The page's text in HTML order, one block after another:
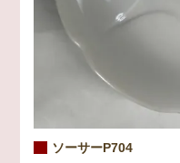
ソーサーP704